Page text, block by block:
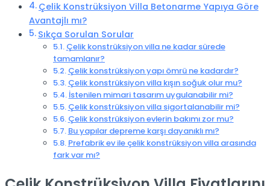
Çelik Konstrüksiyon Villa Betonarme Yapıya Göre
Avantajlı mı?
Sıkça Sorulan Sorular
Çelik konstrüksiyon villa ne kadar sürede
tamamlanır?
Çelik konstrüksiyon yapı ömrü ne kadardır?
Çelik konstrüksiyon villa kışın soğuk olur mu?
İstenilen mimari tasarım uygulanabilir mi?
Çelik konstrüksiyon villa sigortalanabilir mi?
Çelik konstrüksiyon evlerin bakımı zor mu?
Bu yapılar depreme karşı dayanıklı mı?
Prefabrik ev ile çelik konstrüksiyon villa arasında
fark var mı?